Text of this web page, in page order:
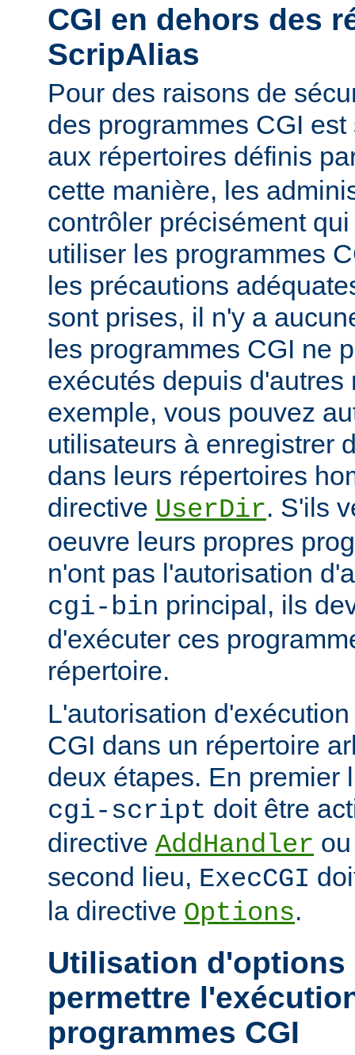
CGI en dehors des
ScripAlias
Pour des raisons de
des programmes CGI
aux répertoires définis
cette manière, les
contrôler précisément
utiliser les programmes
les précautions
sont prises, il n'y a
les programmes CGI ne
exécutés depuis d'autres
exemple, vous pouvez
utilisateurs à enregistrer
dans leurs répertoires
directive UserDir. S'ils
oeuvre leurs propres
n'ont pas l'autorisation
cgi-bin principal, ils
d'exécuter ces
répertoire.
L'autorisation
CGI dans un répertoire
deux étapes. En premier
cgi-script doit être
directive AddHandler
second lieu, ExecCGI
la directive Options.
Utilisation
permettre
programmes CGI